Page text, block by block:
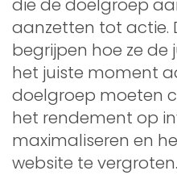
die de doelgroep
aanzetten tot actie.
begrijpen hoe ze
het juiste moment
doelgroep moeten
het rendement op
maximaliseren en
website te vergroten.